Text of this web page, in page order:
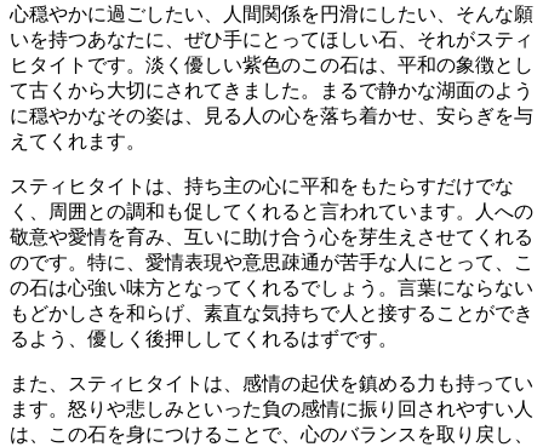
心穏やかに過ごしたい 人間関係を円滑にしたい 、そんな願
いを持つあなたに、ぜひ手にとってほしい石、それがスティ
ヒタイト です。淡く優しい紫色のこの石は、 平和の象徴とし
て古くから大切にされてきました。まるで静かな湖面のよう
に穏やかなその姿は、見る人の心を落ち着かせ、安らぎを与
えてくれます。
スティヒタイトは、持ち主の心に平和をもたらすだけでな
く、
周囲との調和 も促してくれると言われています。人への
敬意や愛情を育み、 互いに助け合う心を芽生えさせてくれる
のです。特に、 愛情表現や意思疎通が苦手な人にとって、こ
の石は心強い味方となってくれるでしょう。 言葉にならない
もどかしさ を和らげ、 素直な気持ちで人と接することができ
るよう、優しく 後押し してくれるはずです。
また、スティヒタイトは、 感情の起伏を鎮める力も持ってい
ます。 怒り や悲しみといった負の感情に振り回されやすい人
は、この石を身につけることで、 心のバランス を取り戻し、